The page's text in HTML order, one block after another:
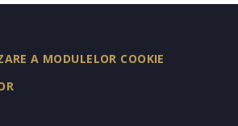
A MODULELOR COOKIE